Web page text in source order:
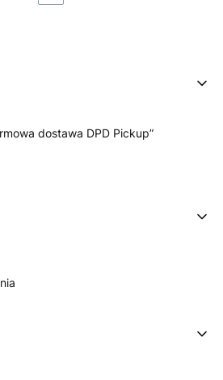
dostawa DPD Pickup”
w koszyku: 0. Zobacz szczegóły